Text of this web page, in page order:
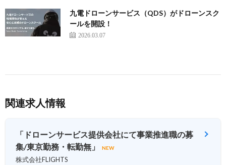
九電ドローンサービス（QDS）がドローンスク
ールを開設！
2026.03.07
関連求人情報
「ドローンサービス提供会社にて事業推進職の募
集/東京勤務・転勤無」
NEW
株式会社FLIGHTS